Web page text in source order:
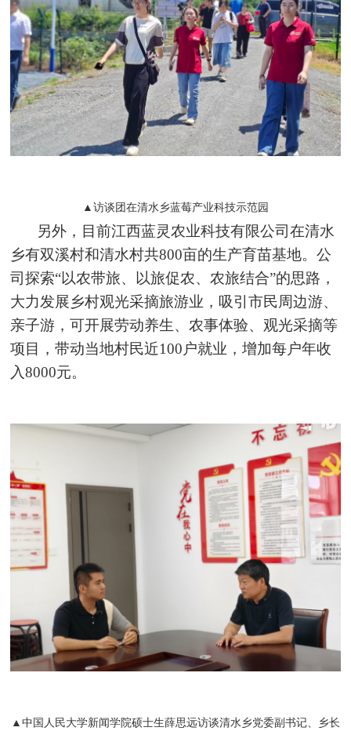
▲访谈团在清水乡蓝莓产业科技示范园
另外，目前江西蓝灵农业科技有限公司在清水
乡有双溪村和清水村共800亩的生产育苗基地。公
司探索“以农带旅、以旅促农、农旅结合”的思路，
大力发展乡村观光采摘旅游业，吸引市民周边游、
亲子游，可开展劳动养生、农事体验、观光采摘等
项目，带动当地村民近100户就业，增加每户年收
入8000元。
▲中国人民大学新闻学院硕士生薛思远访谈清水乡党委副书记、乡长